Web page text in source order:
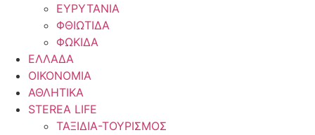
ΕΥΡΥΤΑΝΙΑ
ΦΘΙΩΤΙΔΑ
ΦΩΚΙΔΑ
ΕΛΛΑΔΑ
ΟΙΚΟΝΟΜΙΑ
ΑΘΛΗΤΙΚΑ
STEREA LIFE
ΤΑΞΙΔΙΑ-ΤΟΥΡΙΣΜΟΣ